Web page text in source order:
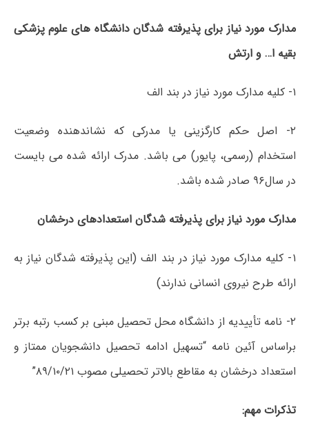
مدارک مورد نیاز برای پذیرفته شدگان دانشگاه های علوم پزشکی
بقیه ا… و ارتش
۱- کلیه مدارک مورد نیاز در بند الف
۲- اصل حکم کارگزینی یا مدرکی که نشاندهنده وضعیت
استخدام (رسمی، پایور) می باشد. مدرک ارائه شده می بایست
در سال۹۶ صادر شده باشد.
مدارک مورد نیاز برای پذیرفته شدگان استعدادهای درخشان
۱- کلیه مدارک مورد نیاز در بند الف (این پذیرفته شدگان نیاز به
ارائه طرح نیروی انسانی ندارند)
۲- نامه تأییدیه از دانشگاه محل تحصیل مبنی بر کسب رتبه برتر
براساس آئین نامه “تسهیل ادامه تحصیل دانشجویان ممتاز و
استعداد درخشان به مقاطع بالاتر تحصیلی مصوب ۸۹/۱۰/۲۱”
تذکرات مهم: